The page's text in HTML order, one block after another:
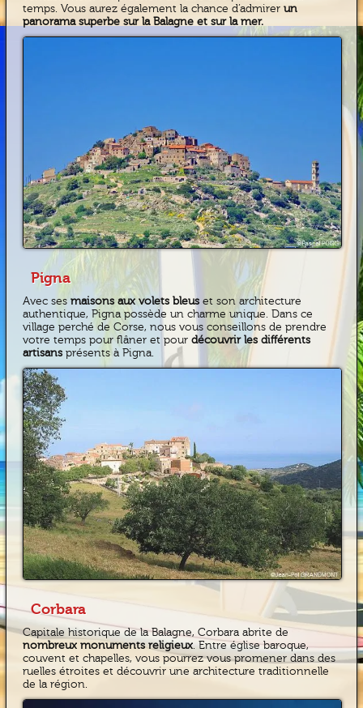
temps. Vous aurez également la chance d’admirer un
panorama superbe sur la Balagne et sur la mer.
Pigna
Avec sesmaisons aux volets bleuset son architecture
authentique, Pigna possède un charme unique. Dans ce
village perché de Corse, nous vous conseillons de prendre
votre temps pour flâner et pourdécouvrir les différents
artisansprésents à Pigna.
Corbara
Capitale historique de la Balagne, Corbara abrite de
nombreux monuments religieux. Entre église baroque,
couvent et chapelles, vous pourrez vous promener dans des
ruelles étroites et découvrir une architecture traditionnelle
de la région.